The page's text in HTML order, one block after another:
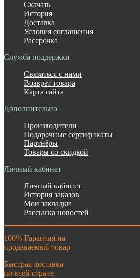
Скачать
История
Доставка
Условия соглашения
Рассрочка
Служба поддержки
Связаться с нами
Возврат товара
Карта сайта
Дополнительно
Производители
Подарочные сертификаты
Партнёры
Товары со скидкой
Личный кабинет
Личный кабинет
История заказов
Мои закладки
Рассылка новостей
100% Гарантия на
продаваемый товар
Быстрая доставка
по всей стране